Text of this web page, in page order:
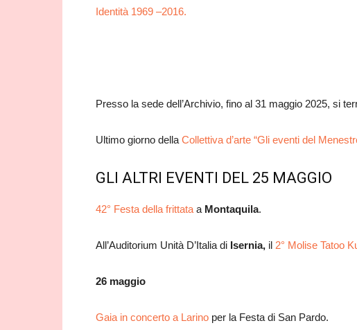
Identità 1969 –2016.
Presso la sede dell’Archivio, fino al 31 maggio 2025, si
Ultimo giorno della Collettiva d’arte “Gli eventi del
GLI ALTRI EVENTI DEL 25 MAGGIO
42° Festa della frittata a Montaquila.
All’Auditorium Unità D’Italia di Isernia, il 2° Molise Tatoo
26 maggio
Gaia in concerto a Larino per la Festa di San Pardo.